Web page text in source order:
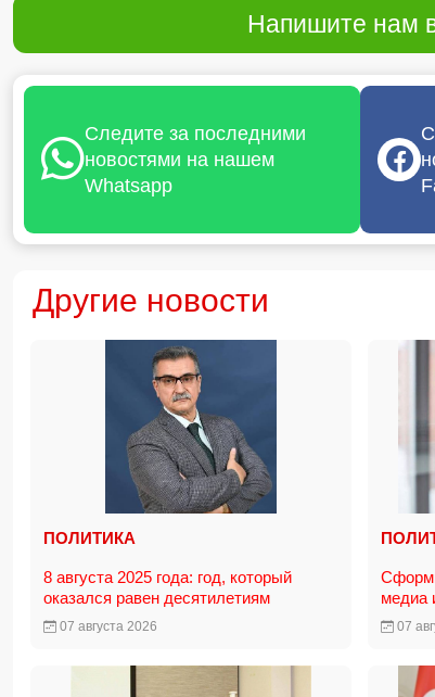
Напишите нам
Следите за последними
новостями на нашем
Whatsapp
Другие новости
ПОЛИТИКА
8 августа 2025 года: год, который
оказался равен десятилетиям
07 августа 2026
медиа
07